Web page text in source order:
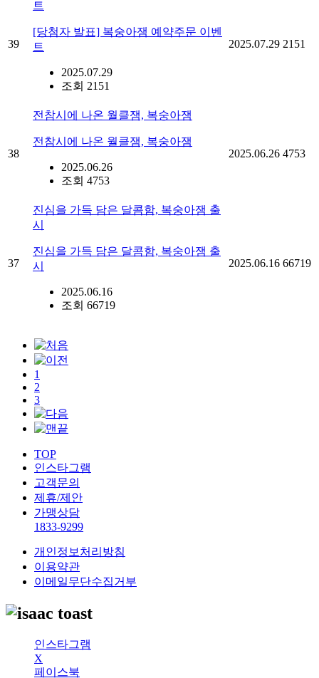
39
트
[당첨자 발표] 복숭아잼 예약주문 이벤
트
2025.07.29
조회 2151
2025.07.29 2151
38
전참시에 나온 월클잼, 복숭아잼
전참시에 나온 월클잼, 복숭아잼
2025.06.26
조회 4753
2025.06.26 4753
37
진심을 가득 담은 달콤함, 복숭아잼 출
시
진심을 가득 담은 달콤함, 복숭아잼 출
시
2025.06.16
조회 66719
2025.06.16 66719
1
2
3
TOP
인스타그램
고객문의
제휴/제안
가맹상담
1833-9299
개인정보처리방침
이용약관
이메일무단수집거부
인스타그램
X
페이스북